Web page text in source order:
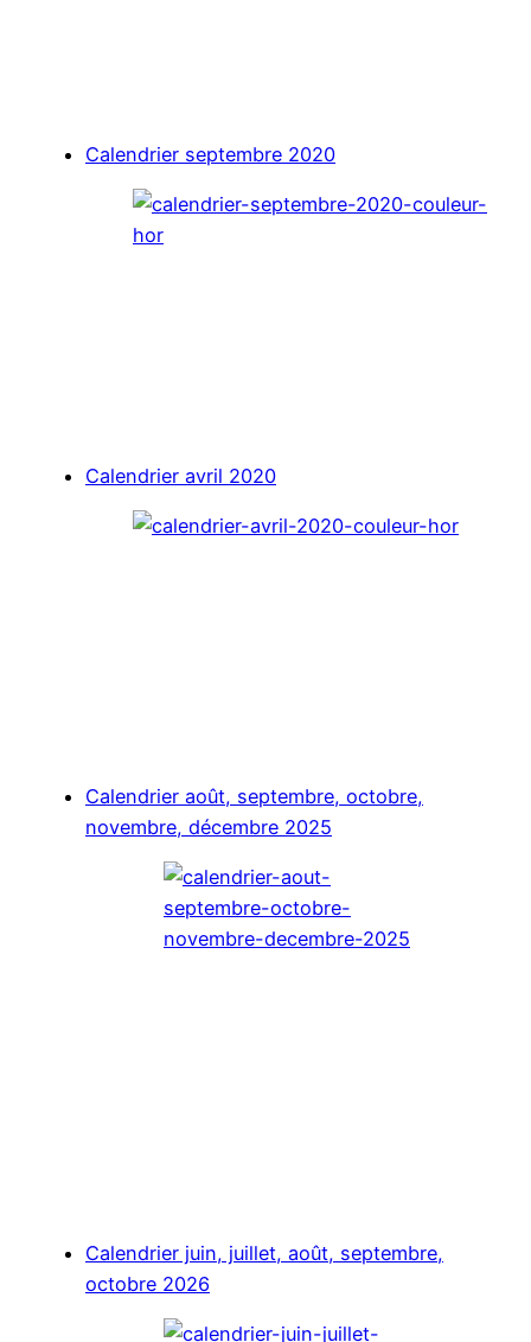
Calendrier septembre 2020
Calendrier avril 2020
Calendrier août, septembre, octobre,
novembre, décembre 2025
Calendrier juin, juillet, août, septembre,
octobre 2026